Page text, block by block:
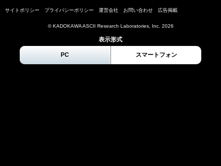
サイトポリシー プライバシーポリシー 運営会社 お問い合わせ 広告掲載
© KADOKAWA ASCII Research Laboratories, Inc. 2026
表示形式
PC スマートフォン